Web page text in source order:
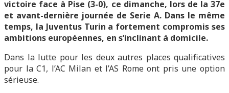
victoire face à Pise (3-0), ce dimanche, lors de la 37e
et avant-dernière journée de Serie A. Dans le même
temps, la Juventus Turin a fortement compromis ses
ambitions européennes, en s’inclinant à domicile.
Dans la lutte pour les deux autres places qualificatives
pour la C1, l’AC Milan et l’AS Rome ont pris une option
sérieuse.